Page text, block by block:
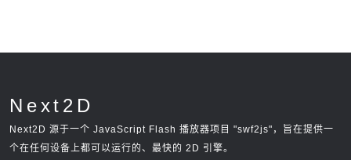
Next2D
Next2D 源于一个 JavaScript Flash 播放器项目 "swf2js"，旨在提供一
个在任何设备上都可以运行的、最快的 2D 引擎。